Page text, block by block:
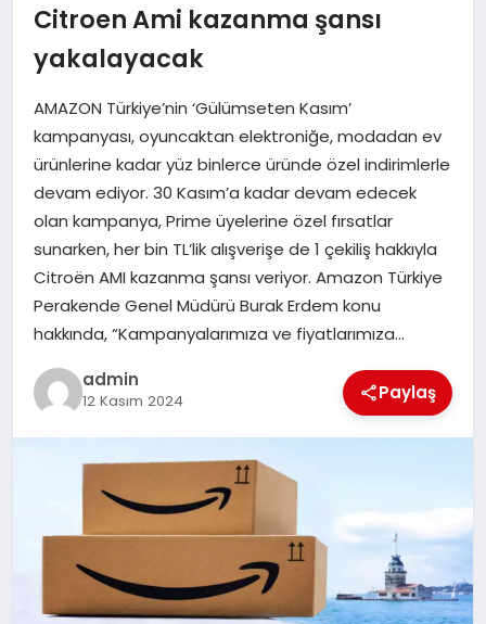
YAŞAM
EKONOMI
SAĞLIK
DÜNYA
EĞITIM
Citroen Ami kazanma şansı
yakalayacak
AMAZON Türkiye’nin ‘Gülümseten Kasım’
kampanyası, oyuncaktan elektroniğe, modadan ev
ürünlerine kadar yüz binlerce üründe özel indirimlerle
devam ediyor. 30 Kasım’a kadar devam edecek
olan kampanya, Prime üyelerine özel fırsatlar
sunarken, her bin TL’lik alışverişe de 1 çekiliş hakkıyla
Citroën AMI kazanma şansı veriyor. Amazon Türkiye
Perakende Genel Müdürü Burak Erdem konu
hakkında, “Kampanyalarımıza ve fiyatlarımıza…
admin
12 Kasım 2024 Paylaş